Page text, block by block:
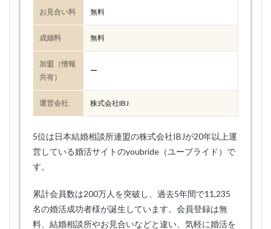
お見合い料 無料
成婚料 無料
加盟（情報
共有）
ー
運営会社 株式会社IBJ
5位は日本結婚相談所連盟の株式会社IBJが20年以上運
営している婚活サイトのyoubride（ユーブライド）で
す。
累計会員数は200万人を突破し、過去5年間で11,235
名の婚活成功者様が誕生しています。会員登録は無
料、結婚相談所やお見合いなどと違い、気軽に婚活を